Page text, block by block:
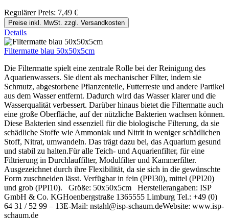
Regulärer Preis: 7,49 €
Preise inkl. MwSt. zzgl. Versandkosten
Details
Filtermatte blau 50x50x5cm
Die Filtermatte spielt eine zentrale Rolle bei der Reinigung des
Aquarienwassers. Sie dient als mechanischer Filter, indem sie
Schmutz, abgestorbene Pflanzenteile, Futterreste und andere Partikel
aus dem Wasser entfernt. Dadurch wird das Wasser klarer und die
Wasserqualität verbessert. Darüber hinaus bietet die Filtermatte auch
eine große Oberfläche, auf der nützliche Bakterien wachsen können.
Diese Bakterien sind essenziell für die biologische Filterung, da sie
schädliche Stoffe wie Ammoniak und Nitrit in weniger schädlichen
Stoff, Nitrat, umwandeln. Das trägt dazu bei, das Aquarium gesund
und stabil zu halten.Für alle Teich- und Aquarienfilter, für eine
Filtrierung in Durchlauffilter, Modulfilter und Kammerfilter.
Ausgezeichnet durch ihre Flexibilität, da sie sich in die gewünschte
Form zuschneiden lässt. Verfügbar in fein (PPI30), mittel (PPI20)
und grob (PPI10). Größe: 50x50x5cm Herstellerangaben: ISP
GmbH & Co. KGHoenbergstraße 1365555 Limburg Tel.: +49 (0)
64 31 / 52 99 – 13E-Mail: nstahl@isp-schaum.deWebsite: www.isp-
schaum.de